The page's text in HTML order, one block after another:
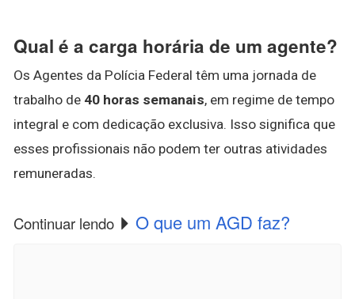
Qual é a carga horária de um agente?
Os Agentes da Polícia Federal têm uma jornada de
trabalho de 40 horas semanais, em regime de tempo
integral e com dedicação exclusiva. Isso significa que
esses profissionais não podem ter outras atividades
remuneradas.
Continuar lendo O que um AGD faz?